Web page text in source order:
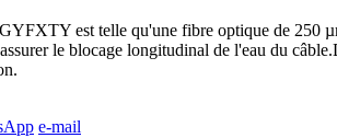
est telle qu'une fibre optique de 250
le blocage longitudinal de l'eau du
e-mail